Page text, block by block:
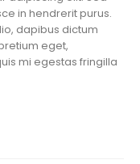
in hendrerit purus.
dapibus dictum
eget,
mi egestas fringilla